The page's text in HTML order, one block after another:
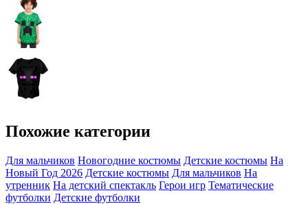
Похожие категории
Для мальчиков Новогодние костюмы Детские костюмы На
Новый Год 2026 Детские костюмы Для мальчиков На
утренник На детский спектакль Герои игр Тематические
футболки Детские футболки